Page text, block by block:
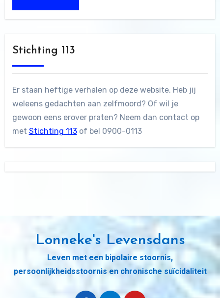
Stichting 113
Er staan heftige verhalen op deze website. Heb jij
weleens gedachten aan zelfmoord? Of wil je
gewoon eens erover praten? Neem dan contact op
met Stichting 113of bel 0900-0113
Lonneke's Levensdans
Leven met een bipolaire stoornis,
persoonlijkheidsstoornis en chronische suïcidaliteit